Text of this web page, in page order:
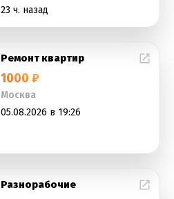
23 ч. назад
Ремонт квартир
1000 ₽
Москва
05.08.2026 в 19:26
Разнорабочие